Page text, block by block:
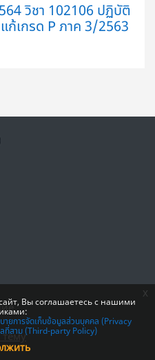
วิชา 102106 ปฏิบัติ
ก้เกรด P ภาค 3/2563
тему
Вы соглашаетесь с нашими
ายการจัดเก็บข้อมูลส่วนบุคคล (Privacy
ที่สาม (Third-party Policy)
x